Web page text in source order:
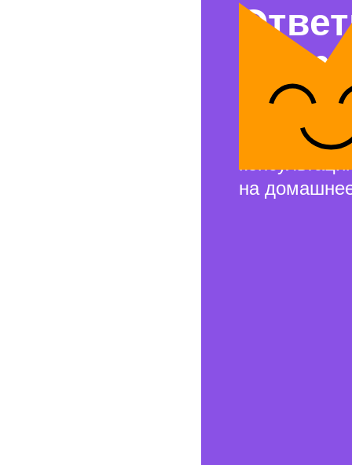
и проведём
на